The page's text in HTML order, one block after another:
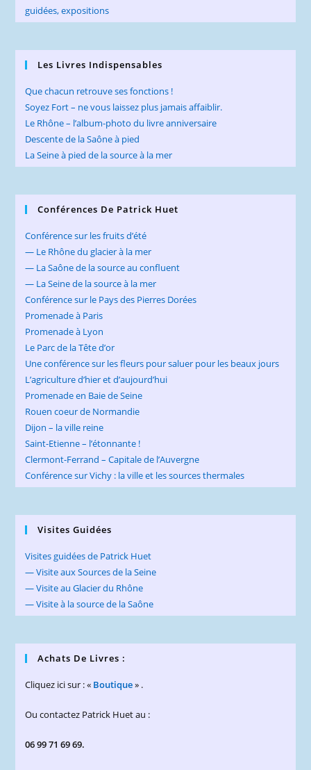
Les Livres Indispensables
Que chacun retrouve ses fonctions !
Soyez Fort – ne vous laissez plus jamais affaiblir.
Le Rhône – l’album-photo du livre anniversaire
Descente de la Saône à pied
La Seine à pied de la source à la mer
Conférences De Patrick Huet
Conférence sur les fruits d’été
— Le Rhône du glacier à la mer
— La Saône de la source au confluent
— La Seine de la source à la mer
Conférence sur le Pays des Pierres Dorées
Promenade à Paris
Promenade à Lyon
Le Parc de la Tête d’or
Une conférence sur les fleurs pour saluer pour les beaux jours
L’agriculture d’hier et d’aujourd’hui
Promenade en Baie de Seine
Rouen coeur de Normandie
Dijon – la ville reine
Saint-Etienne – l’étonnante !
Clermont-Ferrand – Capitale de l’Auvergne
Conférence sur Vichy : la ville et les sources thermales
Visites Guidées
Visites guidées de Patrick Huet
— Visite aux Sources de la Seine
— Visite au Glacier du Rhône
— Visite à la source de la Saône
Achats De Livres :
Cliquez ici sur : « Boutique» .
Ou contactez Patrick Huet au :
06 99 71 69 69.